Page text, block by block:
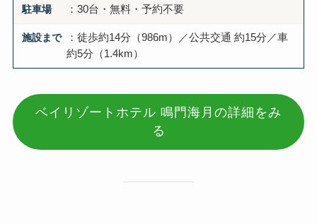
駐車場 ：30台・無料・予約不要
施設まで
：徒歩約14分（986m）／公共交通 約15分／車
約5分（1.4km）
ベイリゾートホテル 鳴門海月の詳細をみ
る